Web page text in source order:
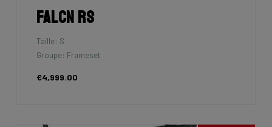
Falcn RS
Taille: S
Groupe: Frameset
€4,999.00